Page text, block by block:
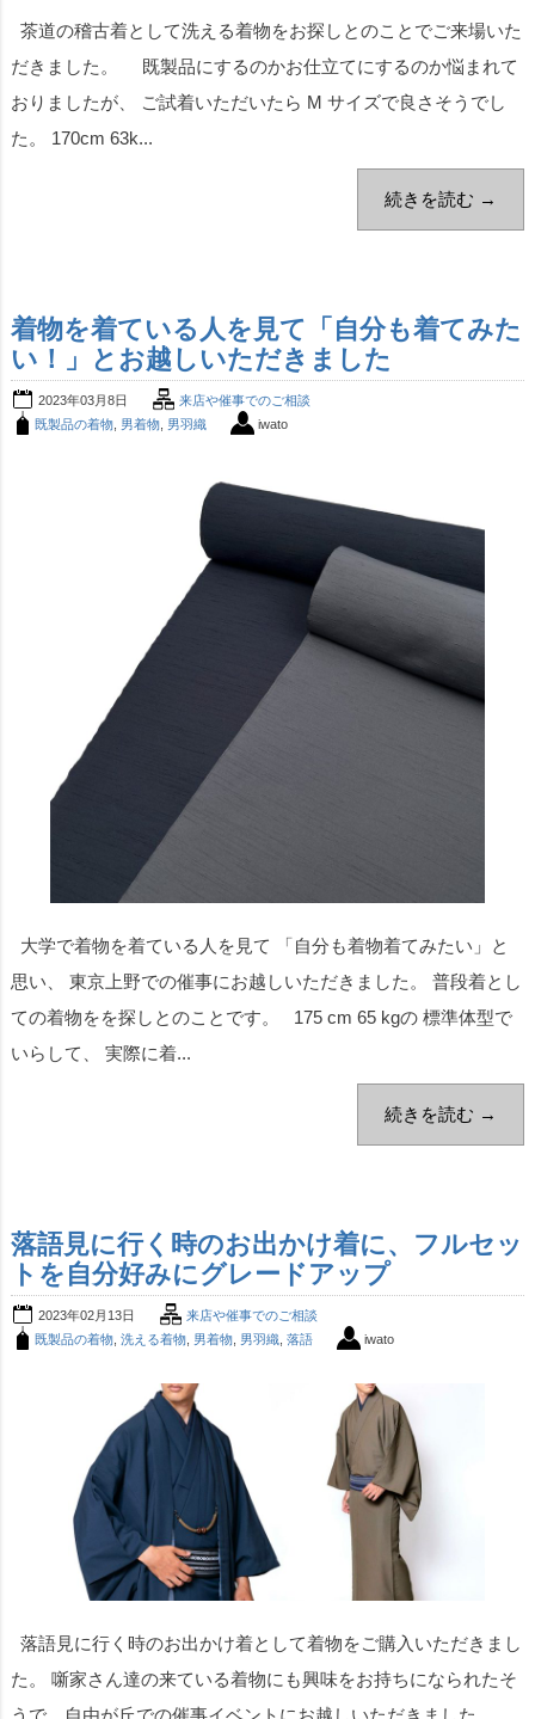
茶道の稽古着として洗える着物をお探しとのことでご来場いた
だきました。 既製品にするのかお仕立てにするのか悩まれて
おりましたが、 ご試着いただいたら M サイズで良さそうでし
た。 170cm 63k...
続きを読む →
着物を着ている人を見て「自分も着てみた
い！」とお越しいただきました
2023年03月8日
来店や催事でのご相談
既製品の着物, 男着物, 男羽織 iwato
大学で着物を着ている人を見て 「自分も着物着てみたい」と
思い、 東京上野での催事にお越しいただきました。 普段着とし
ての着物をを探しとのことです。 175 cm 65 kgの 標準体型で
いらして、 実際に着...
続きを読む →
落語見に行く時のお出かけ着に、フルセッ
トを自分好みにグレードアップ
2023年02月13日
来店や催事でのご相談
既製品の着物, 洗える着物, 男着物, 男羽織 落語 iwato
落語見に行く時のお出かけ着として着物をご購入いただきまし
た。 噺家さん達の来ている着物にも興味をお持ちになられたそ
うで、自由が丘での催事イベントにお越しいただきました。